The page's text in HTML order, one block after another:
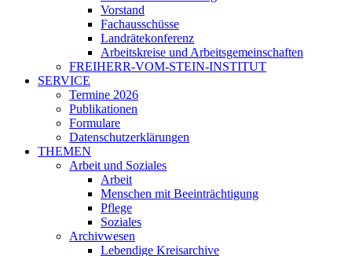
Vorstand
Fachausschüsse
Landrätekonferenz
Arbeitskreise und Arbeitsgemeinschaften
FREIHERR-VOM-STEIN-INSTITUT
SERVICE
Termine 2026
Publikationen
Formulare
Datenschutzerklärungen
THEMEN
Arbeit und Soziales
Arbeit
Menschen mit Beeinträchtigung
Pflege
Soziales
Archivwesen
Lebendige Kreisarchive